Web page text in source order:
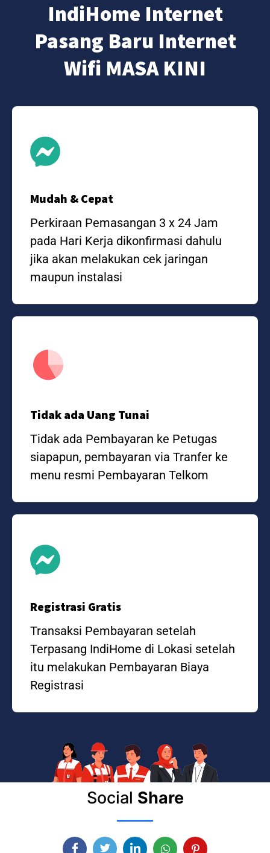
IndiHome Internet
Pasang Baru Internet
Wifi MASA KINI
Mudah & Cepat
Perkiraan Pemasangan 3 x 24 Jam
pada Hari Kerja dikonfirmasi dahulu
jika akan melakukan cek jaringan
maupun instalasi
Tidak ada Uang Tunai
Tidak ada Pembayaran ke Petugas
siapapun, pembayaran via Tranfer ke
menu resmi Pembayaran Telkom
Registrasi Gratis
Transaksi Pembayaran setelah
Terpasang IndiHome di Lokasi setelah
itu melakukan Pembayaran Biaya
Registrasi
Social Share